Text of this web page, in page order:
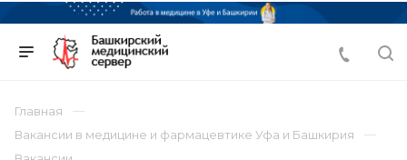
Главная
Вакансии в медицине и фармацевтике Уфа и Башкирия